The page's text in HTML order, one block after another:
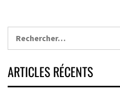
ARTICLES RÉCENTS